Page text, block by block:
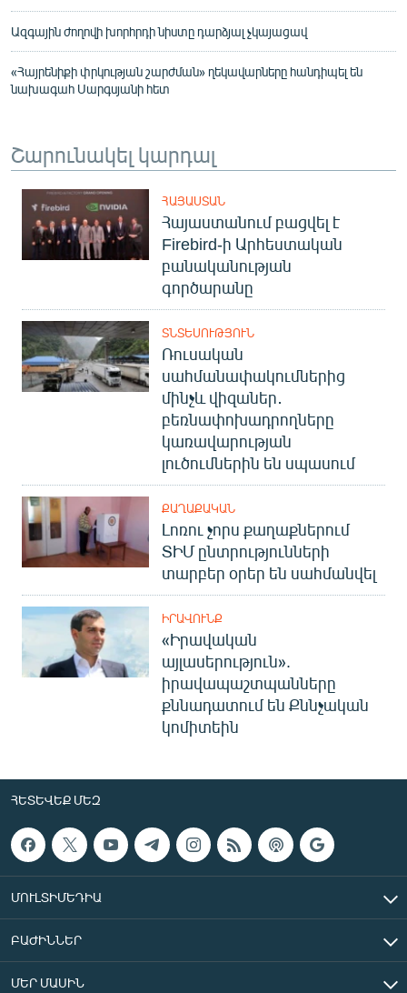
Ազգային ժողովի խորհրդի նիստը դարձյալ չկայացավ
«Հայրենիքի փրկության շարժման» ղեկավարները հանդիպել են
նախագահ Սարգսյանի հետ
Շարունակել կարդալ
ՀԱՅԱՍՏԱՆ
Հայաստանում բացվել է
Firebird-ի Արհեստական
բանականության
գործարանը
ՏՆՏԵՍՈՒԹՅՈՒՆ
Ռուսական
սահմանափակումներից
մինչև վիզաներ․
բեռնափոխադրողները
կառավարության
լուծումներին են սպասում
ՔԱՂԱՔԱԿԱՆ
Լոռու չորս քաղաքներում
ՏԻՄ ընտրությունների
տարբեր օրեր են սահմանվել
ԻՐԱՎՈՒՆՔ
«Իրավական
այլասերություն».
իրավապաշտպանները
քննադատում են Քննչական
կոմիտեին
ՀԵՏԵՎԵՔ ՄԵԶ
ՄՈՒԼՏԻՄԵԴԻԱ
ԲԱԺԻՆՆԵՐ
ՄԵՐ ՄԱՍԻՆ